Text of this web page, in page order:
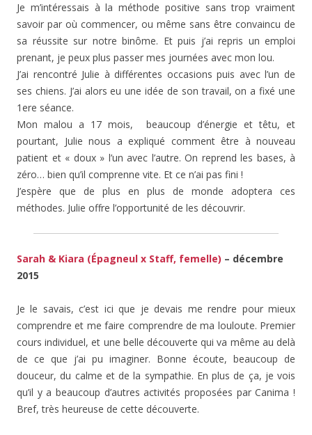
Je m’intéressais à la méthode positive sans trop vraiment
savoir par où commencer, ou même sans être convaincu de
sa réussite sur notre binôme. Et puis j’ai repris un emploi
prenant, je peux plus passer mes journées avec mon lou.
J’ai rencontré Julie à différentes occasions puis avec l’un de
ses chiens. J’ai alors eu une idée de son travail, on a fixé une
1ere séance.
Mon malou a 17 mois, beaucoup d’énergie et têtu, et
pourtant, Julie nous a expliqué comment être à nouveau
patient et « doux » l’un avec l’autre. On reprend les bases, à
zéro… bien qu’il comprenne vite. Et ce n’ai pas fini !
J’espère que de plus en plus de monde adoptera ces
méthodes. Julie offre l’opportunité de les découvrir.
Sarah & Kiara (Épagneul x Staff, femelle) – décembre
2015
Je le savais, c’est ici que je devais me rendre pour mieux
comprendre et me faire comprendre de ma louloute. Premier
cours individuel, et une belle découverte qui va même au delà
de ce que j’ai pu imaginer. Bonne écoute, beaucoup de
douceur, du calme et de la sympathie. En plus de ça, je vois
qu’il y a beaucoup d’autres activités proposées par Canima !
Bref, très heureuse de cette découverte.